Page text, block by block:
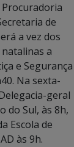
de
a vez dos
a
e Segurança
Na sexta-
geral
do Sul, às 8h,
Escola de
às 9h.